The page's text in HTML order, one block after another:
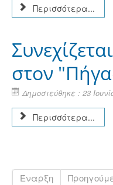
Περισσότερα...
στον
Δημοσιεύθηκε : 23
Περισσότερα...
Έναρξη